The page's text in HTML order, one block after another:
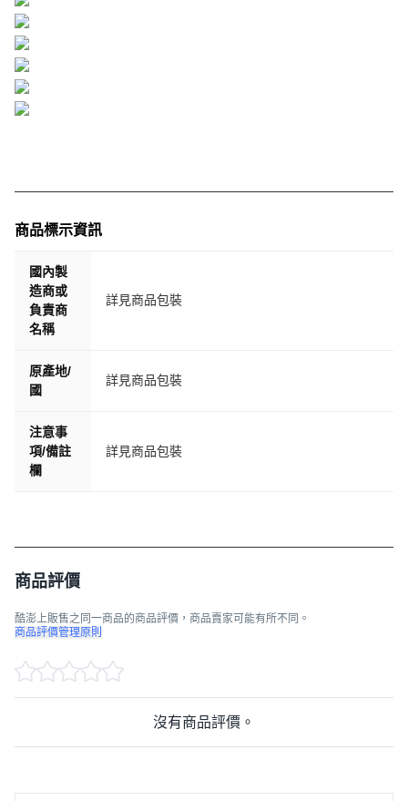
商品標示資訊
國內製
造商或
負責商
名稱
詳見商品包裝
原產地/
國
詳見商品包裝
注意事
項/備註
欄
詳見商品包裝
商品評價
酷澎上販售之同一商品的商品評價，商品賣家可能有所不同。
商品評價管理原則
沒有商品評價。